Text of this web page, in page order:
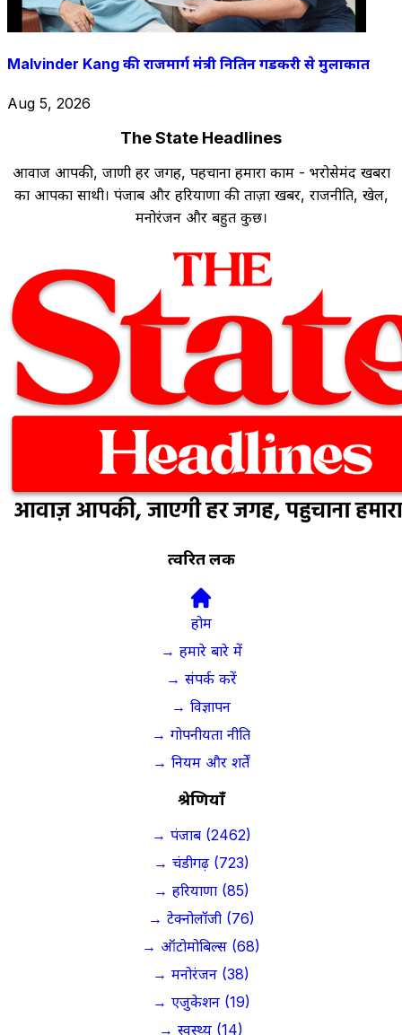
Malvinder Kang की राजमार्ग मंत्री नितिन गडकरी से मुलाकात
Aug 5, 2026
The State Headlines
आवाज आपकी, जाणी हर जगह, पहचाना हमारा काम - भरोसेमंद खबरों
का आपका साथी। पंजाब और हरियाणा की ताज़ा खबरें, राजनीति, खेल,
मनोरंजन और बहुत कुछ।
त्वरित लिंक
होम
→ हमारे बारे में
→ संपर्क करें
→ विज्ञापन
→ गोपनीयता नीति
→ नियम और शर्तें
श्रेणियाँ
→ पंजाब (2462)
→ चंडीगढ़ (723)
→ हरियाणा (85)
→ टेक्नोलॉजी (76)
→ ऑटोमोबिल्स (68)
→ मनोरंजन (38)
→ एजुकेशन (19)
→ स्वस्थ्य (14)